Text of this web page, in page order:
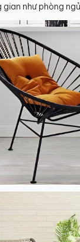
gian như phòng